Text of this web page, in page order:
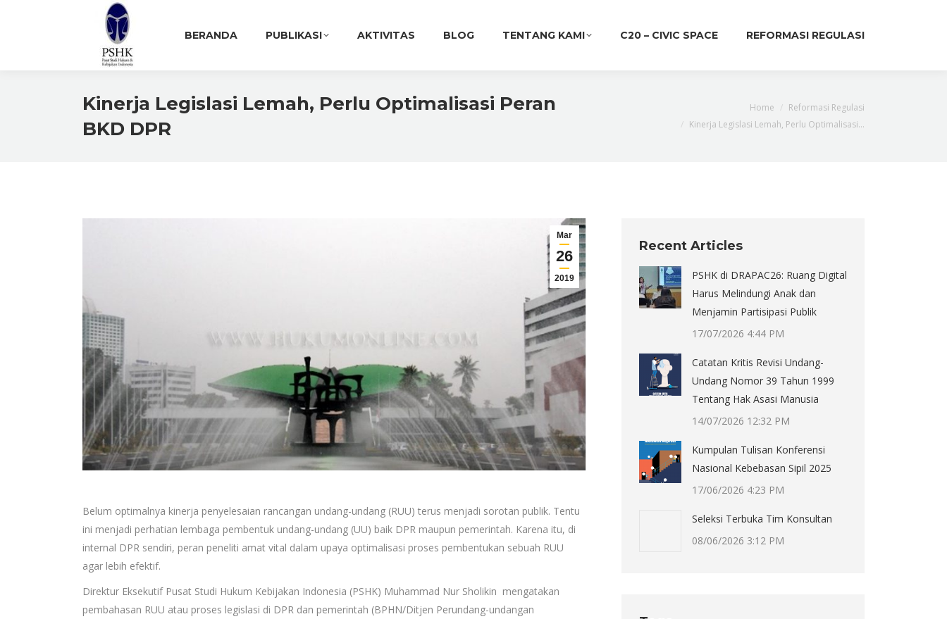
BERANDA PUBLIKASI AKTIVITAS BLOG TENTANG KAMI C20 – CIVIC SPACE REFORMASI REGULASI
Kinerja Legislasi Lemah, Perlu Optimalisasi Peran
BKD DPR
Home
Reformasi Regulasi
Kinerja Legislasi Lemah, Perlu Optimalisasi…
Mar
26
2019
Belum optimalnya kinerja penyelesaian rancangan undang-undang (RUU) terus menjadi sorotan publik. Tentu
ini menjadi perhatian lembaga pembentuk undang-undang (UU) baik DPR maupun pemerintah. Karena itu, di
internal DPR sendiri, peran peneliti amat vital dalam upaya optimalisasi proses pembentukan sebuah RUU
agar lebih efektif.
Direktur Eksekutif Pusat Studi Hukum Kebijakan Indonesia (PSHK) Muhammad Nur Sholikin mengatakan
pembahasan RUU atau proses legislasi di DPR dan pemerintah (BPHN/Ditjen Perundang-undangan
Recent Articles
PSHK di DRAPAC26: Ruang Digital
Harus Melindungi Anak dan
Menjamin Partisipasi Publik
17/07/2026 4:44 PM
Catatan Kritis Revisi Undang-
Undang Nomor 39 Tahun 1999
Tentang Hak Asasi Manusia
14/07/2026 12:32 PM
Kumpulan Tulisan Konferensi
Nasional Kebebasan Sipil 2025
17/06/2026 4:23 PM
Seleksi Terbuka Tim Konsultan
08/06/2026 3:12 PM